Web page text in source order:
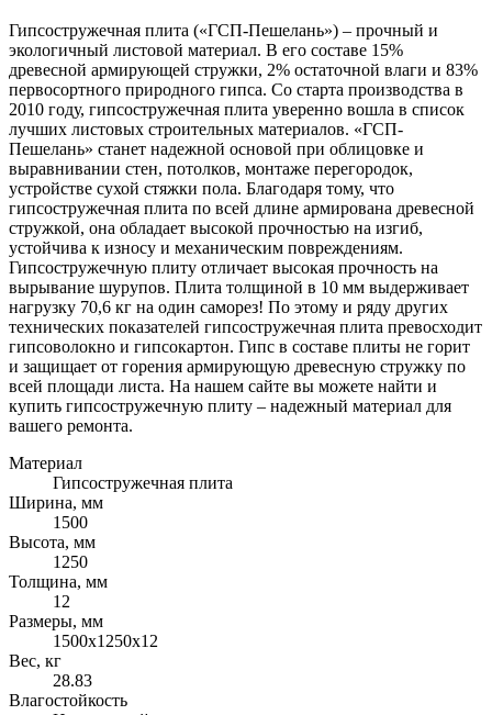
Гипсостружечная плита («ГСП-Пешелань») – прочный и
экологичный листовой материал. В его составе 15%
древесной армирующей стружки, 2% остаточной влаги и 83%
первосортного природного гипса. Со старта производства в
2010 году, гипсостружечная плита уверенно вошла в список
лучших листовых строительных материалов. «ГСП-
Пешелань» станет надежной основой при облицовке и
выравнивании стен, потолков, монтаже перегородок,
устройстве сухой стяжки пола. Благодаря тому, что
гипсостружечная плита по всей длине армирована древесной
стружкой, она обладает высокой прочностью на изгиб,
устойчива к износу и механическим повреждениям.
Гипсостружечную плиту отличает высокая прочность на
вырывание шурупов. Плита толщиной в 10 мм выдерживает
нагрузку 70,6 кг на один саморез! По этому и ряду других
технических показателей гипсостружечная плита превосходит
гипсоволокно и гипсокартон. Гипс в составе плиты не горит
и защищает от горения армирующую древесную стружку по
всей площади листа. На нашем сайте вы можете найти и
купить гипсостружечную плиту – надежный материал для
вашего ремонта.
Материал
Гипсостружечная плита
Ширина, мм
1500
Высота, мм
1250
Толщина, мм
12
Размеры, мм
1500х1250х12
Вес, кг
28.83
Влагостойкость